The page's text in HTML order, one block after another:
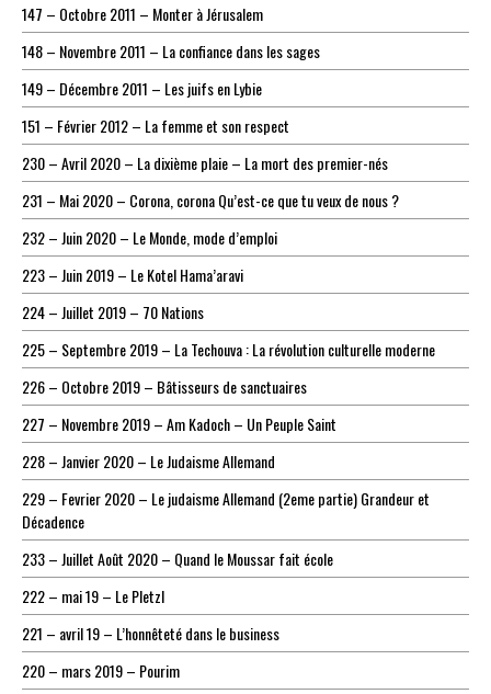
147 – Octobre 2011 – Monter à Jérusalem
148 – Novembre 2011 – La confiance dans les sages
149 – Décembre 2011 – Les juifs en Lybie
151 – Février 2012 – La femme et son respect
230 – Avril 2020 – La dixième plaie – La mort des premier-nés
231 – Mai 2020 – Corona, corona Qu’est-ce que tu veux de nous ?
232 – Juin 2020 – Le Monde, mode d’emploi
223 – Juin 2019 – Le Kotel Hama’aravi
224 – Juillet 2019 – 70 Nations
225 – Septembre 2019 – La Techouva : La révolution culturelle moderne
226 – Octobre 2019 – Bâtisseurs de sanctuaires
227 – Novembre 2019 – Am Kadoch – Un Peuple Saint
228 – Janvier 2020 – Le Judaisme Allemand
229 – Fevrier 2020 – Le judaisme Allemand (2eme partie) Grandeur et
Décadence
233 – Juillet Août 2020 – Quand le Moussar fait école
222 – mai 19 – Le Pletzl
221 – avril 19 – L’honnêteté dans le business
220 – mars 2019 – Pourim